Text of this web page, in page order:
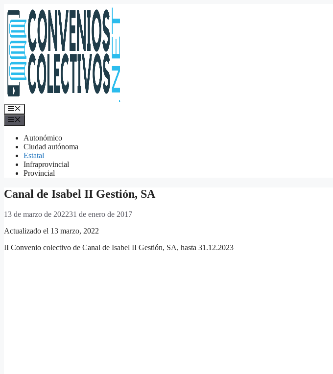
al
contenido
Menú
Autonómico
Ciudad autónoma
Estatal
Infraprovincial
Provincial
Canal de Isabel II Gestión, SA
13 de marzo de 202231 de enero de 2017
Actualizado el 13 marzo, 2022
II Convenio colectivo de Canal de Isabel II Gestión, SA, hasta 31.12.2023